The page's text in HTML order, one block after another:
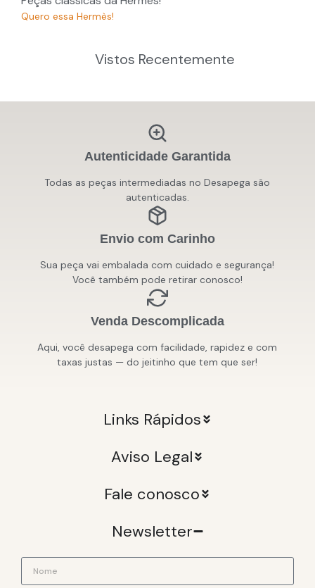
Quero essa Hermès!
Vistos Recentemente
Autenticidade Garantida
Todas as peças intermediadas no Desapega são
autenticadas.
Envio com Carinho
Sua peça vai embalada com cuidado e segurança!
Você também pode retirar conosco!
Venda Descomplicada
Aqui, você desapega com facilidade, rapidez e com
taxas justas — do jeitinho que tem que ser!
Links Rápidos
Aviso Legal
Fale conosco
Newsletter